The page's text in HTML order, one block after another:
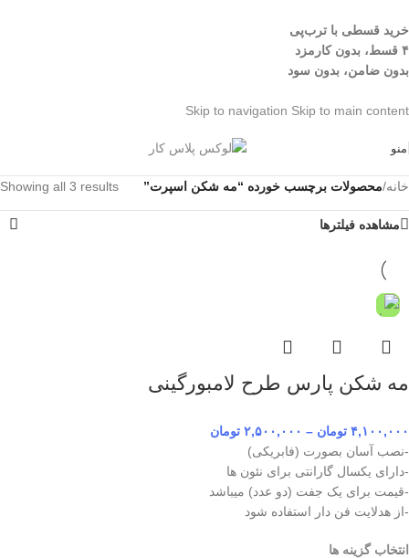
خرید قسطی با ترب‌پی
۴ قسط، بدون کارمزد
بدون ضامن، بدون سود
Skip to navigation Skip to main content
منو
خانه/محصولات برچسب خورده “مه شکن اسپرت” Showing all 3 results
مشاهده فیلترها
مه شکن پارس طرح لامبورگینی
۴,۱۰۰,۰۰۰ تومان – ۲,۵۰۰,۰۰۰ تومان
-نصب آسان بصورت (فابریکی)
-دارای یکسال گارانتی برای نئون ها
-قیمت برای یک جفت (دو عدد) میباشد
-از هدلایت فن دار استفاده شود
انتخاب گزینه ها